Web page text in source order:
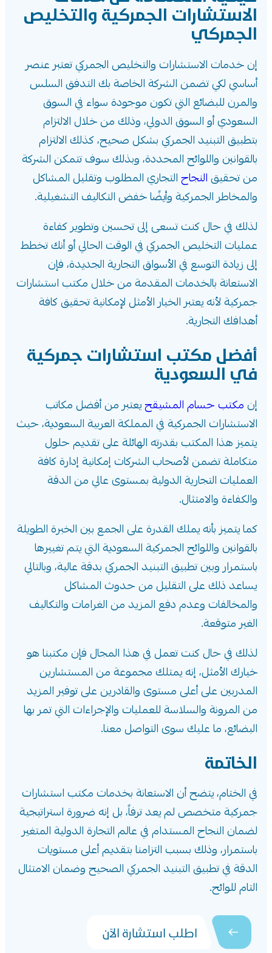
الاستشارات الجمركية والتخليص
الجمركي
إن خدمات الاستشارات والتخليص الجمركي تعتبر عنصر
أساسي لكي تضمن الشركة الخاصة بك التدفق السلس
والمرن للبضائع التي تكون موجودة سواء في السوق
السعودي أو السوق الدولي، وذلك من خلال الالتزام
بتطبيق التبنيد الجمركي بشكل صحيح، كذلك الالتزام
بالقوانين واللوائح المحددة، وبذلك سوف تتمكن الشركة
من تحقيق النجاح التجاري المطلوب وتقليل المشاكل
والمخاطر الجمركية وأيضًا خفض التكاليف التشغيلية.
لذلك في حال كنت تسعى إلى تحسين وتطوير كفاءة
عمليات التخليص الجمركي في الوقت الحالي أو أنك تخطط
إلى زيادة التوسع في الأسواق التجارية الجديدة، فإن
الاستعانة بالخدمات المقدمة من خلال مكتب استشارات
جمركية لأنه يعتبر الخيار الأمثل لإمكانية تحقيق كافة
أهدافك التجارية.
أفضل مكتب استشارات جمركية
في السعودية
إن مكتب حسام المشيقحيعتبر من أفضل مكاتب
الاستشارات الجمركية في المملكة العربية السعودية، حيث
يتميز هذا المكتب بقدرته الهائلة على تقديم حلول
متكاملة تضمن لأصحاب الشركات إمكانية إدارة كافة
العمليات التجارية الدولية بمستوى عالي من الدقة
والكفاءة والامتثال.
كما يتميز بأنه يملك القدرة على الجمع بين الخبرة الطويلة
بالقوانين واللوائح الجمركية السعودية التي يتم تغييرها
باستمرار وبين تطبيق التبنيد الجمركي بدقة عالية، وبالتالي
يساعد ذلك على التقليل من حدوث المشاكل
والمخالفات وعدم دفع المزيد من الغرامات والتكاليف
الغير متوقعة.
لذلك في حال كنت تعمل في هذا المجال فإن مكتبنا هو
خيارك الأمثل، إنه يمتلك مجموعة من المستشارين
المدربين على أعلى مستوى والقادرين على توفير المزيد
من المرونة والسلاسة للعمليات والإجراءات التي تمر بها
البضائع، ما عليك سوى التواصل معنا.
الخاتمة
في الختام، يتضح أن الاستعانة بخدمات مكتب استشارات
جمركية متخصص لم يعد ترفاً، بل إنه ضرورة استراتيجية
لضمان النجاح المستدام في عالم التجارة الدولية المتغير
باستمرار، وذلك بسبب التزامنا بتقديم أعلى مستويات
الدقة في تطبيق التبنيد الجمركي الصحيح وضمان الامتثال
التام للوائح.
اطلب استشارة الآن